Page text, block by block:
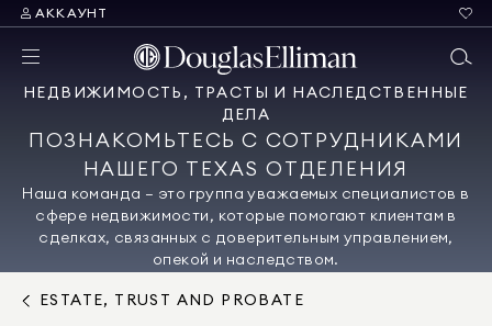
АККАУНТ
НЕДВИЖИМОСТЬ, ТРАСТЫ И НАСЛЕДСТВЕННЫЕ
ДЕЛА
ПОЗНАКОМЬТЕСЬ С СОТРУДНИКАМИ
НАШЕГО TEXAS OТДЕЛЕНИЯ
Наша команда — это группа уважаемых специалистов в
сфере недвижимости, которые помогают клиентам в
сделках, связанных с доверительным управлением,
опекой и наследством.
ESTATE, TRUST AND PROBATE